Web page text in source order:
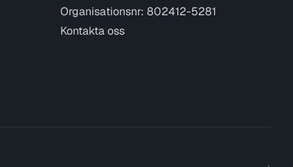
Organisationsnr: 802412-5281
Kontakta oss